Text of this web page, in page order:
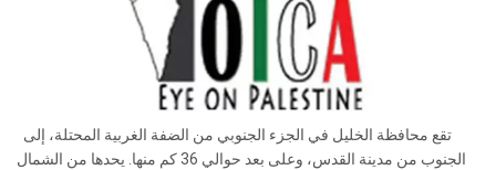
الجنوب من مدينة القدس، وعلى بعد حوالي 36 كم منها. يحدها من الشمال